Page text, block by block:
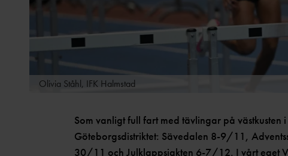
Olivia Ståhl, IFK Halmstad
Som vanligt full fart med tävlingar på västkusten
Göteborgsdistriktet: Sävedalen 8-9/11,
30/11 och Julklappsjakten 6-7/12. I vårt eget